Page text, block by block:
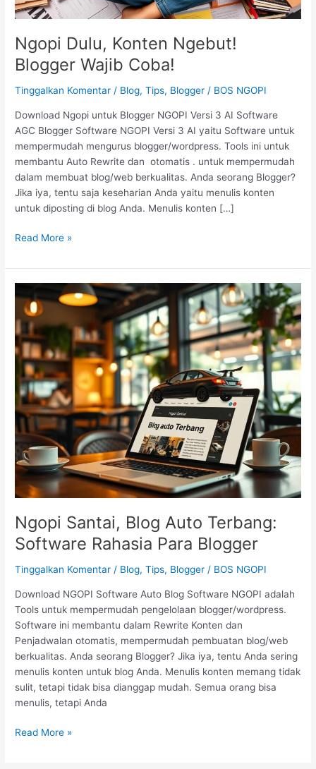
Ngopi Dulu, Konten Ngebut!
Blogger Wajib Coba!
Tinggalkan Komentar / Blog, Tips, Blogger / BOS NGOPI
Download Ngopi untuk Blogger NGOPI Versi 3 AI Software
AGC Blogger Software NGOPI Versi 3 AI yaitu Software untuk
mempermudah mengurus blogger/wordpress. Tools ini untuk
membantu Auto Rewrite dan otomatis . untuk mempermudah
dalam membuat blog/web berkualitas. Anda seorang Blogger?
Jika iya, tentu saja keseharian Anda yaitu menulis konten
untuk diposting di blog Anda. Menulis konten […]
Read More »
Ngopi Santai, Blog Auto Terbang:
Software Rahasia Para Blogger
Tinggalkan Komentar / Blog, Tips, Blogger / BOS NGOPI
Download NGOPI Software Auto Blog Software NGOPI adalah
Tools untuk mempermudah pengelolaan blogger/wordpress.
Software ini membantu dalam Rewrite Konten dan
Penjadwalan otomatis, mempermudah pembuatan blog/web
berkualitas. Anda seorang Blogger? Jika iya, tentu Anda sering
menulis konten untuk blog Anda. Menulis konten memang tidak
sulit, tetapi tidak bisa dianggap mudah. Semua orang bisa
menulis, tetapi Anda
Santai,
Blog
Auto
Terbang:
Software
Rahasia
Para
Blogger
Read More »